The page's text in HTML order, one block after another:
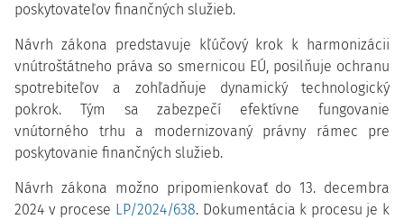
poskytovateľov finančných služieb.
Návrh zákona predstavuje kľúčový krok k harmonizácii
vnútroštátneho práva so smernicou EÚ, posilňuje ochranu
spotrebiteľov a zohľadňuje dynamický technologický
pokrok. Tým sa zabezpečí efektívne fungovanie
vnútorného trhu a modernizovaný právny rámec pre
poskytovanie finančných služieb.
Návrh zákona možno pripomienkovať do 13. decembra
2024 v procese LP/2024/638. Dokumentácia k procesu je k